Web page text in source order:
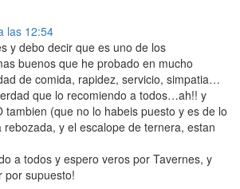
las 12:54
y debo decir que es uno de los
buenos que he probado en mucho
de comida, rapidez, servicio, simpatia…
que lo recomiendo a todos…ah!! y
tambien (que no lo habeis puesto y es de lo
rebozada, y el escalope de ternera, estan
a todos y espero veros por Tavernes, y
por supuesto!